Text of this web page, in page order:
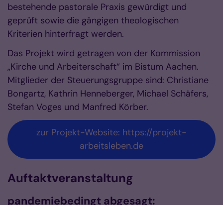
bestehende pastorale Praxis gewürdigt und
geprüft sowie die gängigen theologischen
Kriterien hinterfragt werden.
Das Projekt wird getragen von der Kommission
„Kirche und Arbeiterschaft“ im Bistum Aachen.
Mitglieder der Steuerungsgruppe sind: Christiane
Bongartz, Kathrin Henneberger, Michael Schäfers,
Stefan Voges und Manfred Körber.
zur Projekt-Website: https://projekt-
arbeitsleben.de
Auftaktveranstaltung
pandemiebedingt abgesagt: